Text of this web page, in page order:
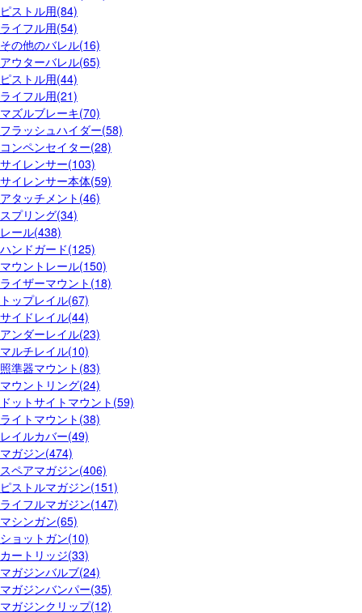
ピストル用(84)
ライフル用(54)
その他のバレル(16)
アウターバレル(65)
ピストル用(44)
ライフル用(21)
マズルブレーキ(70)
フラッシュハイダー(58)
コンペンセイター(28)
サイレンサー(103)
サイレンサー本体(59)
アタッチメント(46)
スプリング(34)
レール(438)
ハンドガード(125)
マウントレール(150)
ライザーマウント(18)
トップレイル(67)
サイドレイル(44)
アンダーレイル(23)
マルチレイル(10)
照準器マウント(83)
マウントリング(24)
ドットサイトマウント(59)
ライトマウント(38)
レイルカバー(49)
マガジン(474)
スペアマガジン(406)
ピストルマガジン(151)
ライフルマガジン(147)
マシンガン(65)
ショットガン(10)
カートリッジ(33)
マガジンバルブ(24)
マガジンバンパー(35)
マガジンクリップ(12)